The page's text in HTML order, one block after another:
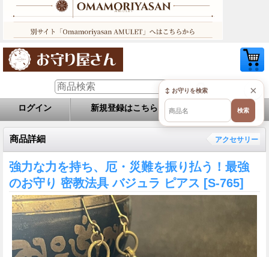
ログイン 新規登録はこちら お問い合せ
商品詳細 アクセサリー
強力な力を持ち、厄・災難を振り払う！最強
のお守り 密教法具 バジュラ ピアス [S-765]
×
↕ お守りを検索
検索